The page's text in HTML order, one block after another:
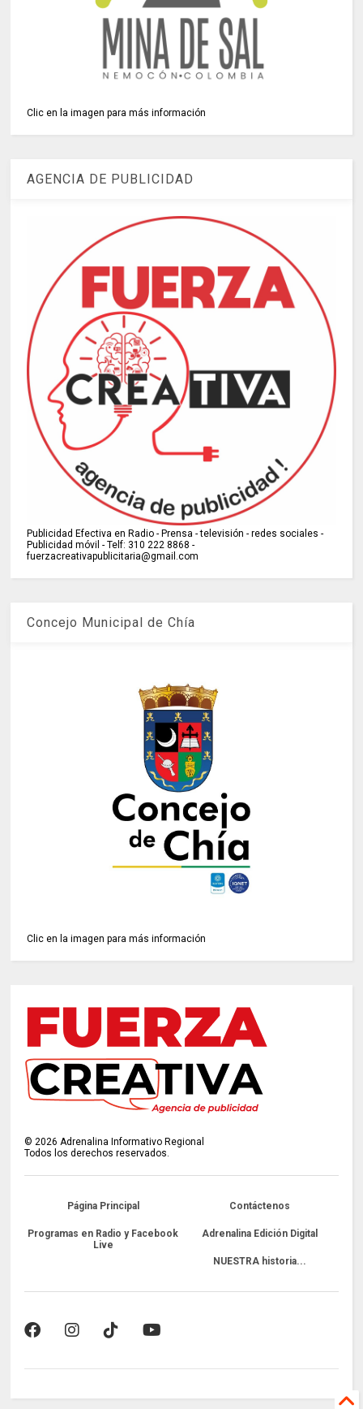
Clic en la imagen para más información
AGENCIA DE PUBLICIDAD
Publicidad Efectiva en Radio - Prensa - televisión - redes sociales -
Publicidad móvil - Telf: 310 222 8868 -
fuerzacreativapublicitaria@gmail.com
Concejo Municipal de Chía
Clic en la imagen para más información
© 2026 Adrenalina Informativo Regional
Todos los derechos reservados.
Página Principal Contáctenos
Programas en Radio y Facebook
Live
Adrenalina Edición Digital
NUESTRA historia...